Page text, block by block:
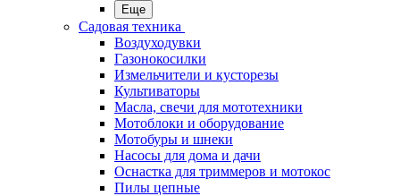
Еще
Садовая техника
Воздуходувки
Газонокосилки
Измельчители и кусторезы
Культиваторы
Масла, свечи для мототехники
Мотоблоки и оборудование
Мотобуры и шнеки
Насосы для дома и дачи
Оснастка для триммеров и мотокос
Пилы цепные